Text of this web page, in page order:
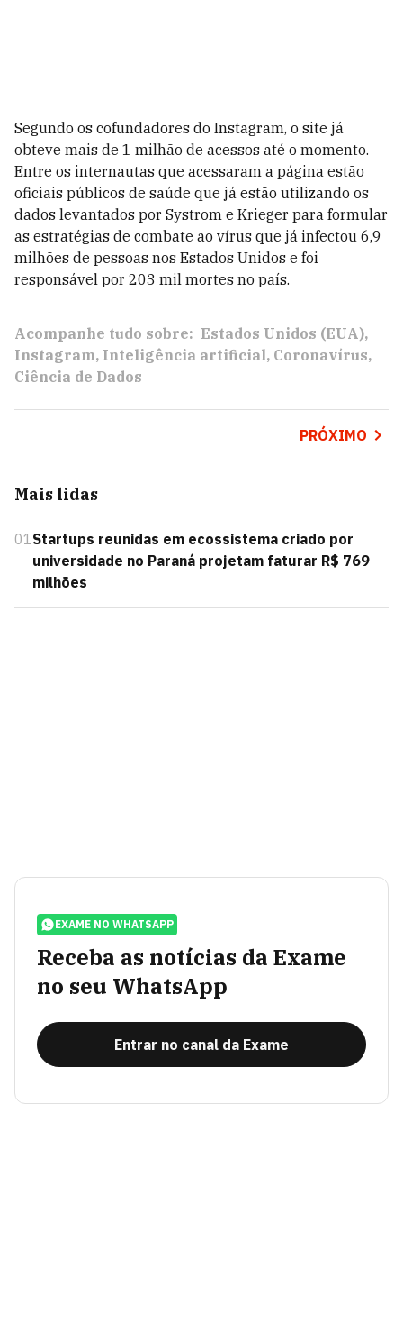
Segundo os cofundadores do Instagram, o site já
obteve mais de 1 milhão de acessos até o momento.
Entre os internautas que acessaram a página estão
oficiais públicos de saúde que já estão utilizando os
dados levantados por Systrom e Krieger para formular
as estratégias de combate ao vírus que já infectou 6,9
milhões de pessoas nos Estados Unidos e foi
responsável por 203 mil mortes no país.
Acompanhe tudo sobre: Estados Unidos (EUA)
Instagram Inteligência artificial Coronavírus
Ciência de Dados
PRÓXIMO
Mais lidas
01Startups reunidas em ecossistema criado por
universidade no Paraná projetam faturar R$ 769
milhões
EXAME NO WHATSAPP
Receba as notícias da Exame
no seu WhatsApp
Entrar no canal da Exame